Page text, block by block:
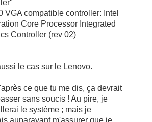
VGA compatible controller: Intel
Core Processor Integrated
Controller (rev 02)
le cas sur le Lenovo.
ce que tu me dis, ça devrait
sans soucis ! Au pire, je
le système ; mais je